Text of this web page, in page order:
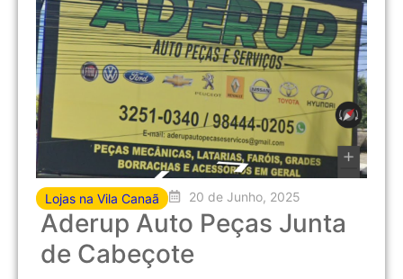
Lojas na Vila Canaã 20 de Junho, 2025
Aderup Auto Peças Junta
de Cabeçote